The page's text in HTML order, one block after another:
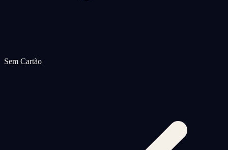
Sem Cartão